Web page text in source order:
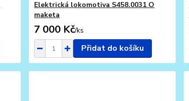
Elektrická lokomotiva S458.0031 O
maketa
7 000 Kč/ks
Přidat do košíku